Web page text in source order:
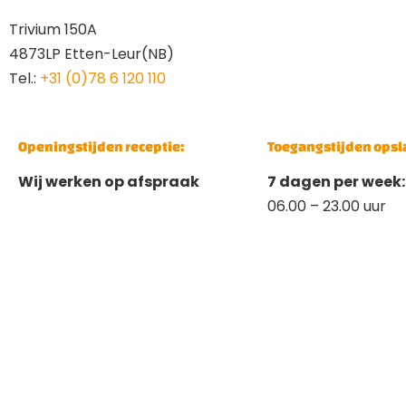
Trivium 150A
4873LP Etten-Leur(NB)
Tel.: +31 (0)78 6 120 110
Openingstijden receptie:
Wij werken op afspraak
Toegangstijden
7 dagen per week:
06.00 – 23.00 uur